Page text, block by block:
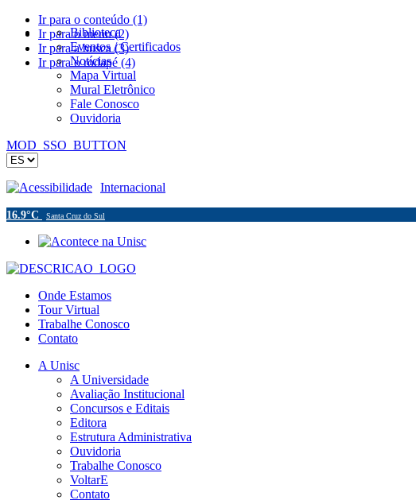
Ir para o conteúdo (1)
Ir para o menu (2)
Ir para a busca (3)
Ir para o rodapé (4)
Biblioteca
Eventos / Certificados
Notícias
Mapa Virtual
Mural Eletrônico
Fale Conosco
Ouvidoria
MOD_SSO_BUTTON
Acessibilidade Internacional
16.9°C Santa Cruz do Sul
Onde Estamos
Tour Virtual
Trabalhe Conosco
Contato
A Unisc
A Universidade
Avaliação Institucional
Concursos e Editais
Editora
Estrutura Administrativa
Ouvidoria
Trabalhe Conosco
VoltarE
Contato